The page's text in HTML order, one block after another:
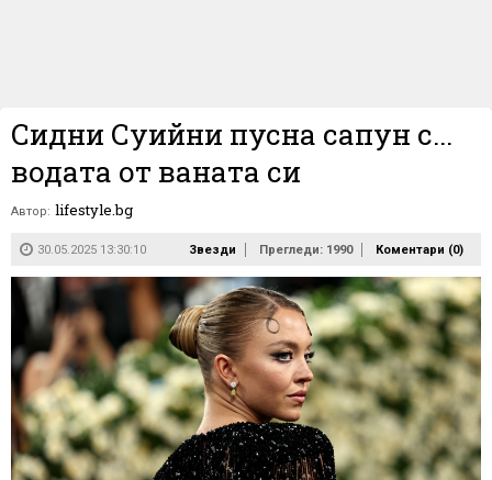
Сидни Суийни пусна сапун с...
водата от ваната си
Автор: lifestyle.bg
30.05.2025 13:30:10 Звезди Прегледи: 1990 Коментари (0)